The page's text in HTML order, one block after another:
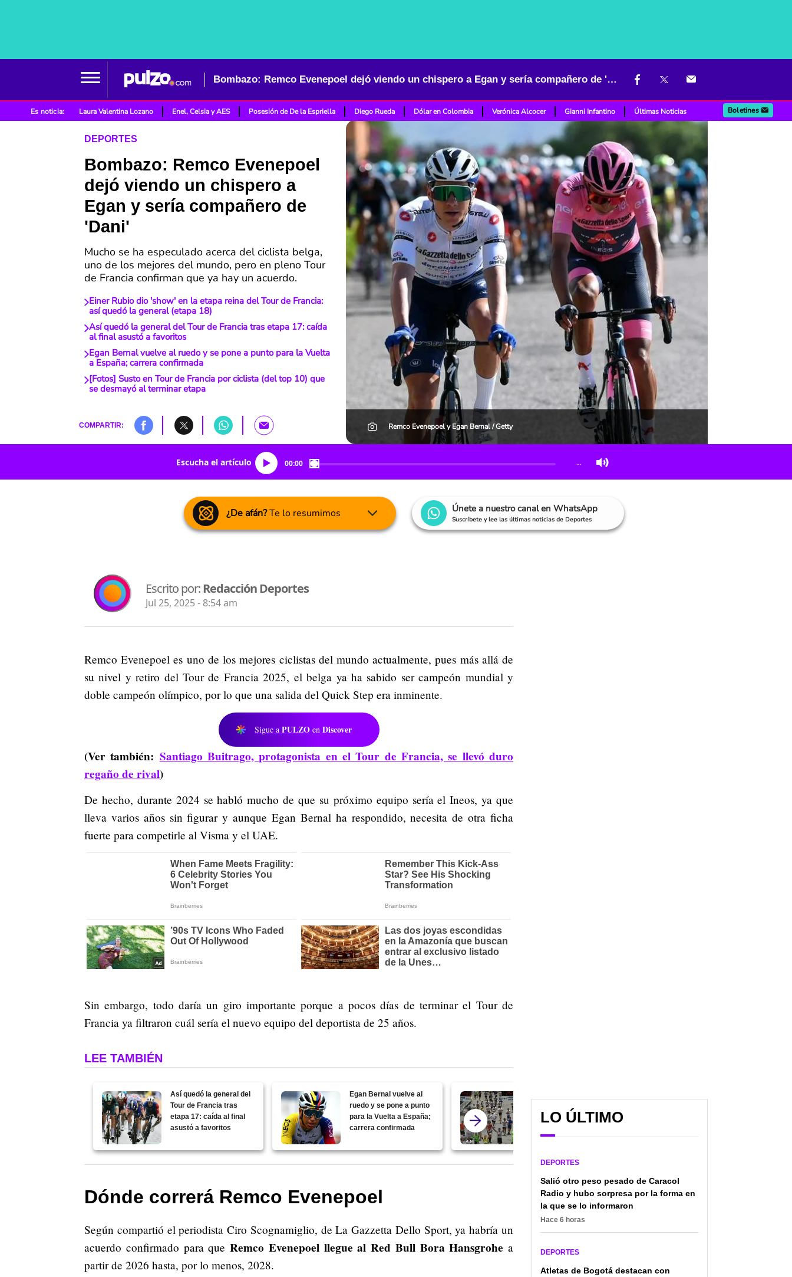
Bombazo: Remco Evenepoel dejó viendo un chispero a Egan y sería compañero de 'Dani'
Es noticia: Laura Valentina Lozano Enel, Celsia y AES Posesión de De la Espriella Diego Rueda Dólar en Colombia Verónica Alcocer Gianni Infantino Últimas Noticias Boletines
DEPORTES
Bombazo: Remco Evenepoel
dejó viendo un chispero a
Egan y sería compañero de
'Dani'
Mucho se ha especulado acerca del ciclista belga,
uno de los mejores del mundo, pero en pleno Tour
de Francia confirman que ya hay un acuerdo.
Einer Rubio dio 'show' en la etapa reina del Tour de Francia:
así quedó la general (etapa 18)
Así quedó la general del Tour de Francia tras etapa 17: caída
al final asustó a favoritos
Egan Bernal vuelve al ruedo y se pone a punto para la Vuelta
a España; carrera confirmada
[Fotos] Susto en Tour de Francia por ciclista (del top 10) que
se desmayó al terminar etapa
COMPARTIR: Remco Evenepoel y Egan Bernal / Getty
Escucha el artículo 00:00 …
¿De afán?Te lo resumimos Únete a nuestro canal en WhatsApp
Suscríbete y lee las últimas noticias de Deportes
Escrito por:Redacción Deportes
Jul 25, 2025 - 8:54 am
Remco Evenepoel es uno de los mejores ciclistas del mundo actualmente, pues más allá de
su nivel y retiro del Tour de Francia 2025, el belga ya ha sabido ser campeón mundial y
doble campeón olímpico, por lo que una salida del Quick Step era inminente.
Sigue a PULZO en Discover
(Ver también: Santiago Buitrago, protagonista en el Tour de Francia, se llevó duro
regaño de rival)
De hecho, durante 2024 se habló mucho de que su próximo equipo sería el Ineos, ya que
lleva varios años sin figurar y aunque Egan Bernal ha respondido, necesita de otra ficha
fuerte para competirle al Visma y el UAE.
Sin embargo, todo daría un giro importante porque a pocos días de terminar el Tour de
Francia ya filtraron cuál sería el nuevo equipo del deportista de 25 años.
LEE TAMBIÉN
Así quedó la general del
Tour de Francia tras
etapa 17: caída al final
asustó a favoritos
Egan Bernal vuelve al
ruedo y se pone a punto
para la Vuelta a España;
carrera confirmada
cómo prepararse y más
Dónde correrá Remco Evenepoel
Según compartió el periodista Ciro Scognamiglio, de La Gazzetta Dello Sport, ya habría un
acuerdo confirmado para que Remco Evenepoel llegue al Red Bull Bora Hansgrohe a
partir de 2026 hasta, por lo menos, 2028.
LO ÚLTIMO
DEPORTES
Salió otro peso pesado de Caracol
Radio y hubo sorpresa por la forma en
la que se lo informaron
Hace 6 horas
DEPORTES
Atletas de Bogotá destacan con